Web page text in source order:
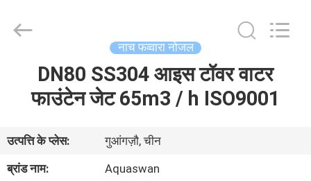
हमारे
water
co,.ltd.
नाच फव्वारा नोजल
DN80 SS304 आइस टॉवर वाटर
फाउंटेन जेट 65m3 / h ISO9001
उत्पत्ति के प्लेस:
गुआंगज़ौ, चीन
ब्रांड नाम:
Aquaswan